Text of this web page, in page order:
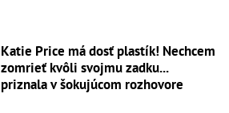
Katie Price má dosť plastík! Nechcem
zomrieť kvôli svojmu zadku...
priznala v šokujúcom rozhovore